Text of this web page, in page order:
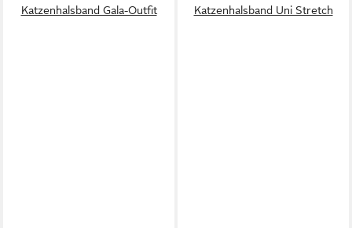
Katzenhalsband Gala-Outfit
Katzenhalsband Uni Stretch